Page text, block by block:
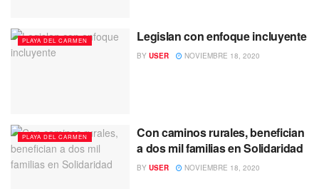
PLAYA DEL CARMEN Legislan con enfoque incluyente
BY USER NOVIEMBRE 18, 2020
PLAYA DEL CARMEN
Con caminos rurales, benefician
a dos mil familias en Solidaridad
BY USER NOVIEMBRE 18, 2020